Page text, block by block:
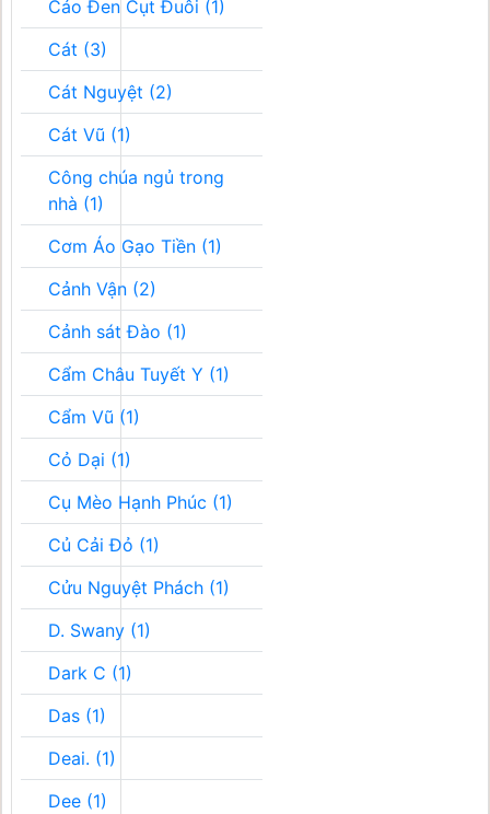
Cáo Đen Cụt Đuôi (1)
Cát (3)
Cát Nguyệt (2)
Cát Vũ (1)
Công chúa ngủ trong
nhà (1)
Cơm Áo Gạo Tiền (1)
Cảnh Vận (2)
Cảnh sát Đào (1)
Cẩm Châu Tuyết Y (1)
Cẩm Vũ (1)
Cỏ Dại (1)
Cụ Mèo Hạnh Phúc (1)
Củ Cải Đỏ (1)
Cửu Nguyệt Phách (1)
D. Swany (1)
Dark C (1)
Das (1)
Deai. (1)
Dee (1)